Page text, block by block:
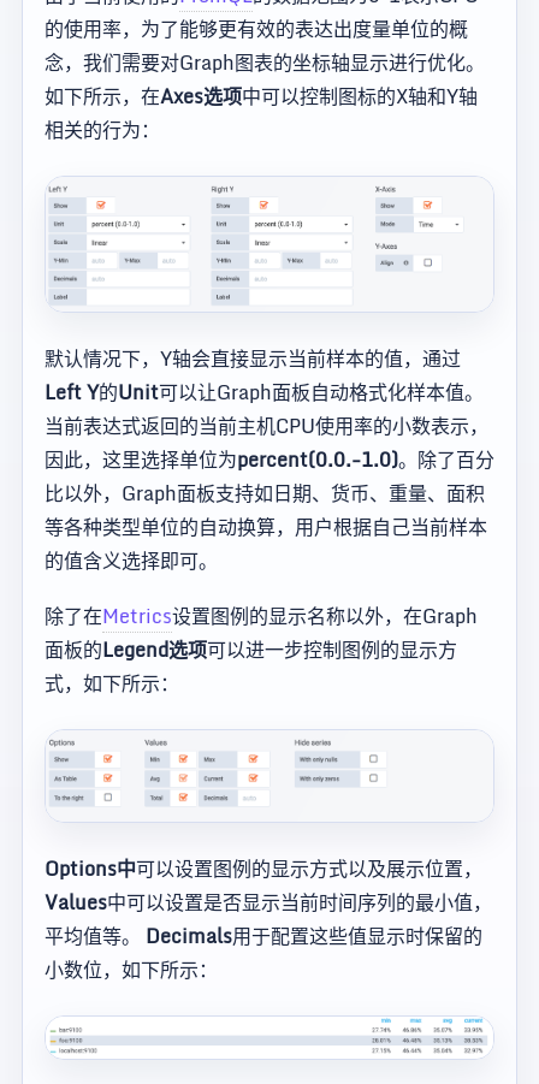
的使用率，为了能够更有效的表达出度量单位的概
念，我们需要对Graph图表的坐标轴显示进行优化。
如下所示，在Axes选项中可以控制图标的X轴和Y轴
相关的行为：
默认情况下，Y轴会直接显示当前样本的值，通过
Left Y的Unit可以让Graph面板自动格式化样本值。
当前表达式返回的当前主机CPU使用率的小数表示，
因此，这里选择单位为percent(0.0.-1.0)。除了百分
比以外，Graph面板支持如日期、货币、重量、面积
等各种类型单位的自动换算，用户根据自己当前样本
的值含义选择即可。
除了在Metrics设置图例的显示名称以外，在Graph
面板的Legend选项可以进一步控制图例的显示方
式，如下所示：
Options中可以设置图例的显示方式以及展示位置，
Values中可以设置是否显示当前时间序列的最小值，
平均值等。 Decimals用于配置这些值显示时保留的
小数位，如下所示：